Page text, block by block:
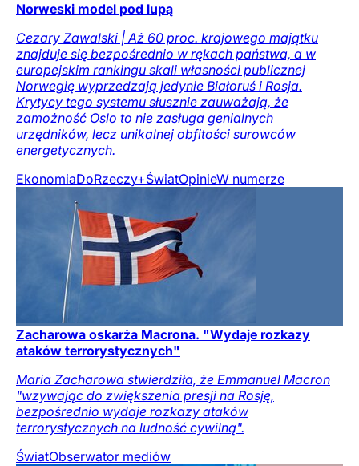
Norweski model pod lupą
Cezary Zawalski | Aż 60 proc. krajowego majątku
znajduje się bezpośrednio w rękach państwa, a w
europejskim rankingu skali własności publicznej
Norwegię wyprzedzają jedynie Białoruś i Rosja.
Krytycy tego systemu słusznie zauważają, że
zamożność Oslo to nie zasługa genialnych
urzędników, lecz unikalnej obfitości surowców
energetycznych.
EkonomiaDoRzeczy+ŚwiatOpinieW numerze
Zacharowa oskarża Macrona. "Wydaje rozkazy
ataków terrorystycznych"
Maria Zacharowa stwierdziła, że Emmanuel Macron
"wzywając do zwiększenia presji na Rosję,
bezpośrednio wydaje rozkazy ataków
terrorystycznych na ludność cywilną".
ŚwiatObserwator mediów